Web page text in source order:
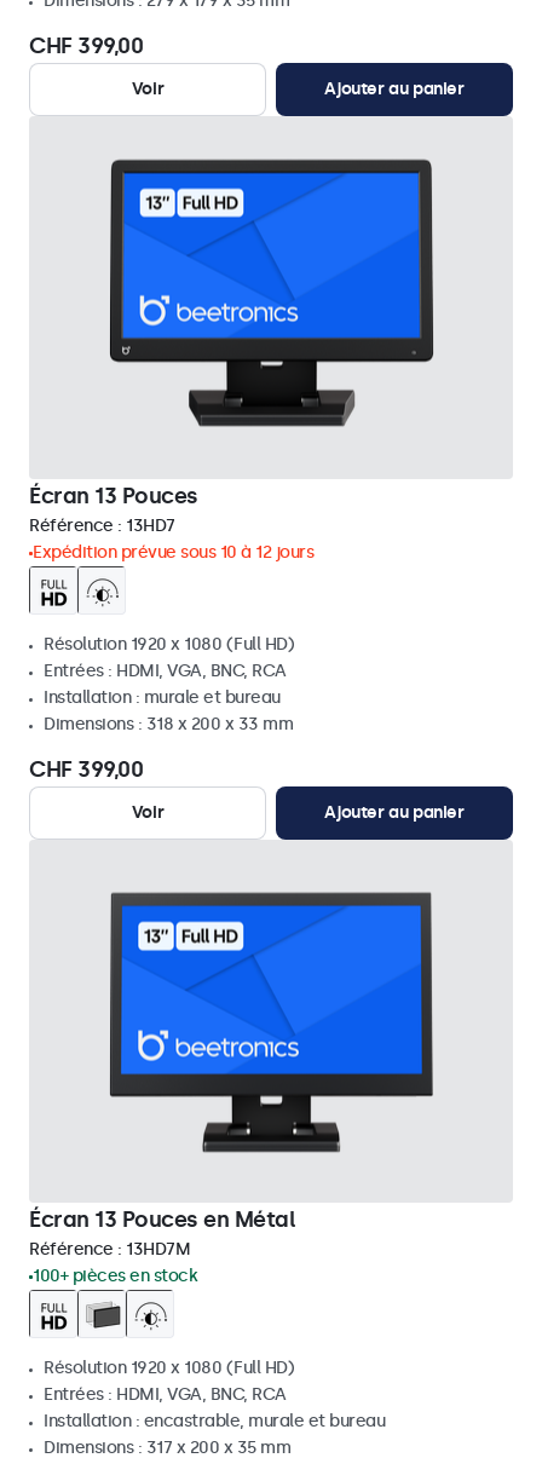
CHF 399,00
Voir Ajouter au panier
Écran 13 Pouces
Référence : 13HD7
Expédition prévue sous 10 à 12 jours
Résolution 1920 x 1080 (Full HD)
Entrées : HDMI, VGA, BNC, RCA
Installation : murale et bureau
Dimensions : 318 x 200 x 33 mm
CHF 399,00
Voir Ajouter au panier
Écran 13 Pouces en Métal
Référence : 13HD7M
100+ pièces en stock
Résolution 1920 x 1080 (Full HD)
Entrées : HDMI, VGA, BNC, RCA
Installation : encastrable, murale et bureau
Dimensions : 317 x 200 x 35 mm